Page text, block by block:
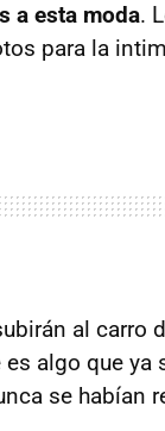
a esta moda.
para la
al carro
algo que ya
se habían